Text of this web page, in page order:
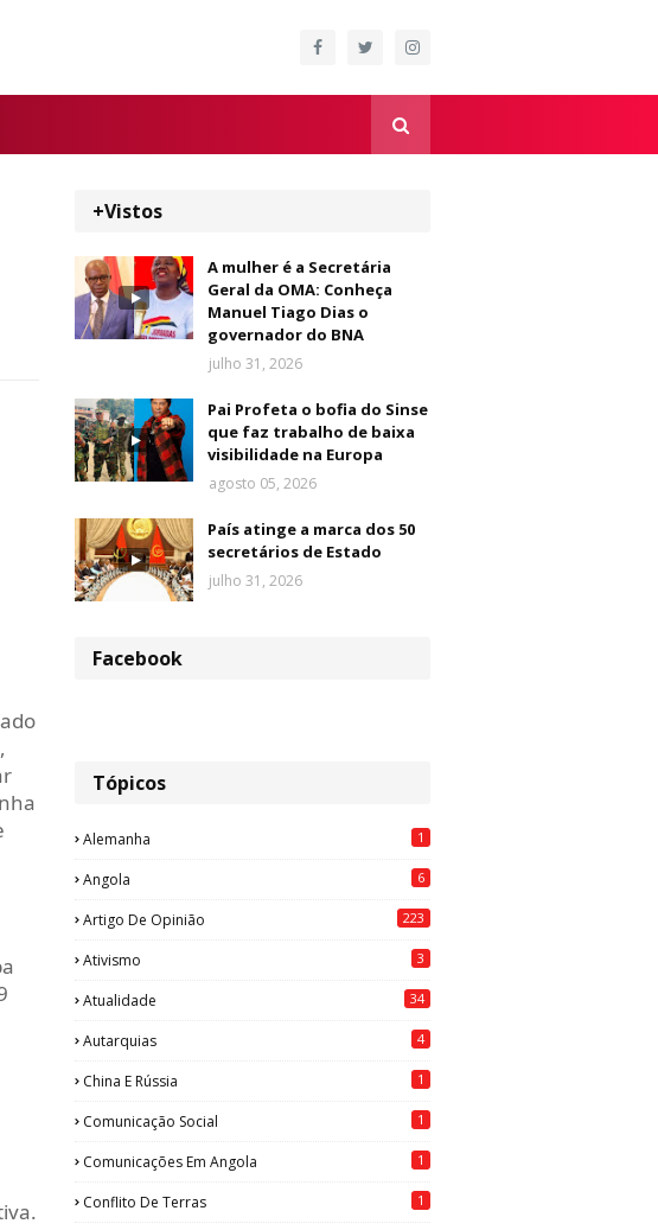
+Vistos
A mulher é a Secretária
Geral da OMA: Conheça
Manuel Tiago Dias o
governador do BNA
julho 31, 2026
Pai Profeta o bofia do Sinse
que faz trabalho de baixa
visibilidade na Europa
agosto 05, 2026
País atinge a marca dos 50
secretários de Estado
julho 31, 2026
Facebook
Tópicos
Alemanha 1
Angola 6
Artigo De Opinião 223
Ativismo 3
Atualidade 34
Autarquias 4
China E Rússia 1
Comunicação Social 1
Comunicações Em Angola 1
Conflito De Terras 1